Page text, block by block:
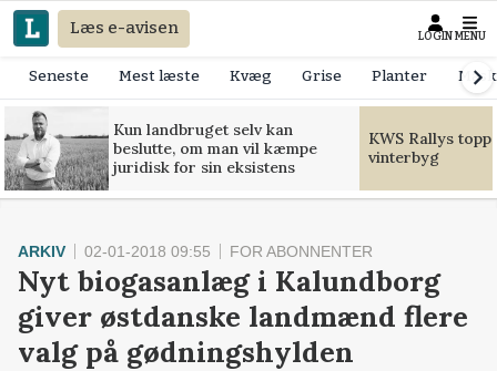
Læs e-avisen LOGIN MENU
Seneste Mest læste Kvæg Grise Planter
Kun landbruget selv kan
beslutte, om man vil kæmpe
juridisk for sin eksistens
KWS Rallys
vinterbyg
ARKIV 02-01-2018 09:55 FOR ABONNENTER
Nyt biogasanlæg i Kalundborg
giver østdanske landmænd flere
valg på gødningshylden